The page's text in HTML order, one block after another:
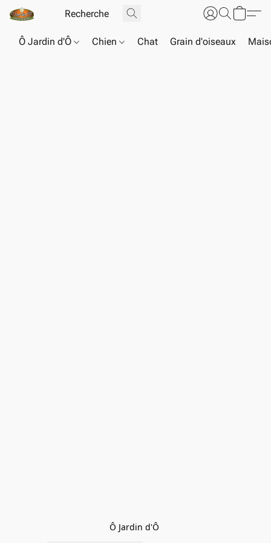
Ô Jardin d'Ô Chien Chat Grain d'oiseaux
Ô Jardin d'Ô